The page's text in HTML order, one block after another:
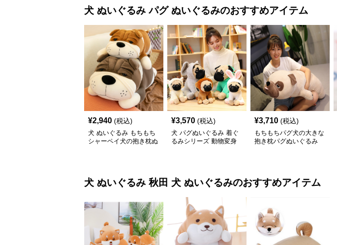
犬 ぬいぐるみ パグ ぬいぐるみのおすすめアイテム
¥2,940 (税込)
犬 ぬいぐるみ もちもち
シャーペイ犬の抱き枕ぬ
¥3,570 (税込)
犬 パグぬいぐるみ 着ぐ
るみシリーズ 動物変身
¥3,710 (税込)
もちもちパグ犬の大きな
抱き枕パグぬいぐるみ
犬 ぬいぐるみ 秋田 犬 ぬいぐるみのおすすめアイテム